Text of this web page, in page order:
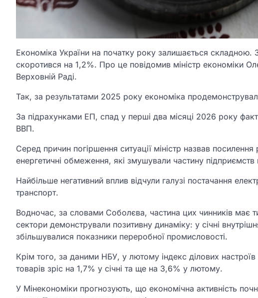
Економіка України на початку року залишається
скоротився на 1,2%. Про це повідомив міністр економіки
Верховній Раді.
Так, за результатами 2025 року економіка
За підрахунками ЕП, спад у перші два місяці 2026 року
ВВП.
Серед причин погіршення ситуації міністр назвав
енергетичні обмеження, які змушували частину
Найбільше негативний вплив відчули галузі постачання
транспорт.
Водночас, за словами Соболєва, частина цих чинників має
сектори демонстрували позитивну динаміку: у січні
збільшувалися показники переробної промисловості.
Крім того, за даними НБУ, у лютому індекс ділових
товарів зріс на 1,7% у січні та ще на 3,6% у лютому.
У Мінекономіки прогнозують, що економічна активність